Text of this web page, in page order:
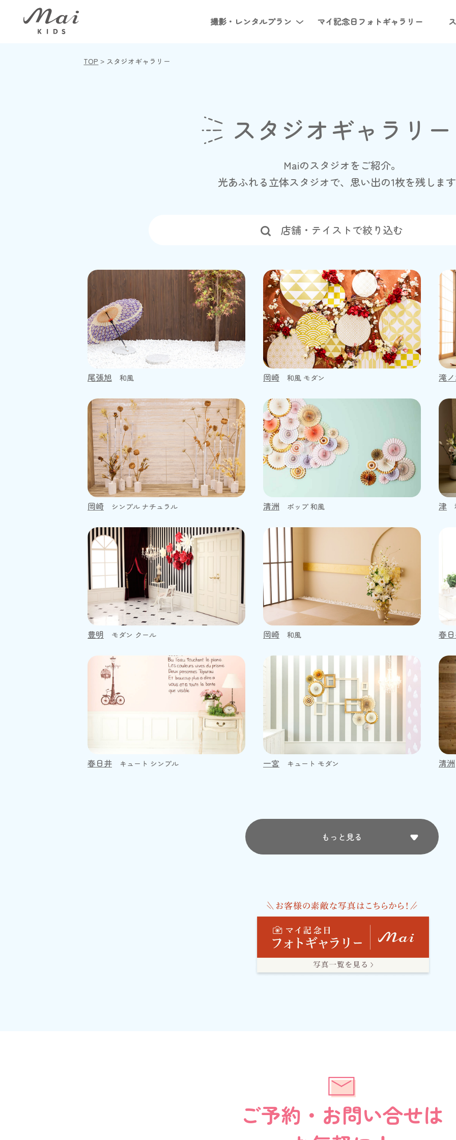
撮影・レンタルプラン マイ記念日フォトギャラリー
TOP > スタジオギャラリー
スタジオギャラリー
Maiのスタジオをご紹介。
光あふれる立体スタジオで、 思い出の1枚を残しま
店舗・テイストで絞り込む
尾張旭 和風 岡崎 和風 モダン 滝
岡崎 シンプル ナチュラル 清洲 ポップ 和風 津
豊明 モダン クール 岡崎 和風 春
春日井 キュート シンプル 一宮 キュート モダン 清洲
もっと見る
ご予約・ お問い合せは